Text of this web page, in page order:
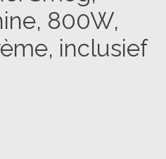
800W,
inclusief
is